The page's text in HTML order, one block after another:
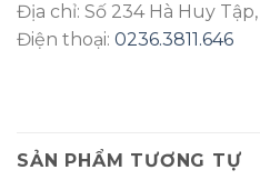
Địa chỉ: Số 234 Hà Huy
Điện thoại: 0236.3811.646
SẢN PHẨM TƯƠNG TỰ